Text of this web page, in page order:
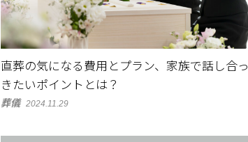
直葬の気になる費用とプラン、家族で話し合
きたいポイントとは？
葬儀 2024.11.29